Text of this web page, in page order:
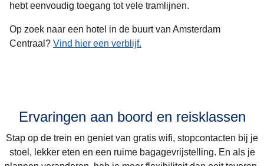
hebt eenvoudig toegang tot vele tramlijnen.
Op zoek naar een hotel in de buurt van Amsterdam
Centraal? Vind hier een verblijf.
Ervaringen aan boord en reisklassen
Stap op de trein en geniet van gratis wifi, stopcontacten bij je
stoel, lekker eten en een ruime bagagevrijstelling. En als je